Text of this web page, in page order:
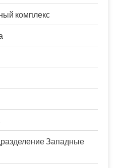
комплекс
Западные